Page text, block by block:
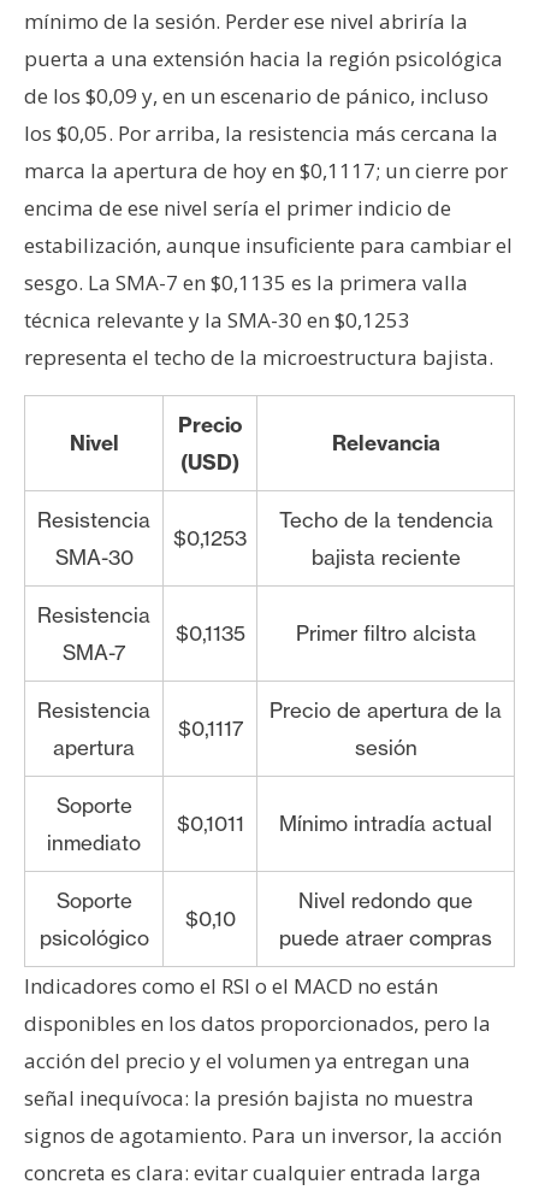
mínimo de la sesión. Perder ese nivel abriría la
puerta a una extensión hacia la región psicológica
de los $0,09 y, en un escenario de pánico, incluso
los $0,05. Por arriba, la resistencia más cercana la
marca la apertura de hoy en $0,1117; un cierre por
encima de ese nivel sería el primer indicio de
estabilización, aunque insuficiente para cambiar el
sesgo. La SMA-7 en $0,1135 es la primera valla
técnica relevante y la SMA-30 en $0,1253
representa el techo de la microestructura bajista.
Nivel
Precio
(USD)
Relevancia
Resistencia
SMA-30
$0,1253
Techo de la tendencia
bajista reciente
Resistencia
SMA-7
$0,1135 Primer filtro alcista
Resistencia
apertura
$0,1117
Precio de apertura de la
sesión
Soporte
inmediato
$0,1011 Mínimo intradía actual
Soporte
psicológico
$0,10
Nivel redondo que
puede atraer compras
Indicadores como el RSI o el MACD no están
disponibles en los datos proporcionados, pero la
acción del precio y el volumen ya entregan una
señal inequívoca: la presión bajista no muestra
signos de agotamiento. Para un inversor, la acción
concreta es clara: evitar cualquier entrada larga